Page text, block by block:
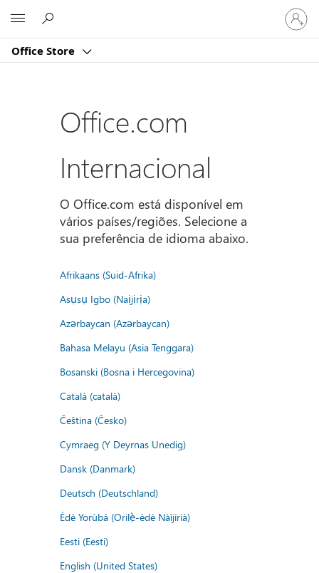
Office Store
Iniciar
sessão
na
Office.com
Internacional
O Office.com está disponível em
vários países/regiões. Selecione a
sua preferência de idioma abaixo.
Afrikaans (Suid-Afrika)
Asụsụ Igbo (Naịjịrịa)
Azərbaycan (Azərbaycan)
Bahasa Melayu (Asia Tenggara)
Bosanski (Bosna i Hercegovina)
Català (català)
Čeština (Česko)
Cymraeg (Y Deyrnas Unedig)
Dansk (Danmark)
Deutsch (Deutschland)
Èdè Yorùbá (Orilẹ̀-èdè Nàìjíríà)
Eesti (Eesti)
English (United States)